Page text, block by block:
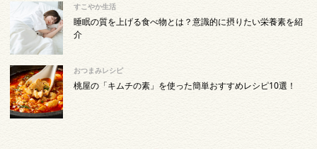
すこやか生活
睡眠の質を上げる食べ物とは？意識的に摂りたい栄養素を紹
介
おつまみレシピ
桃屋の「キムチの素」を使った簡単おすすめレシピ10選！